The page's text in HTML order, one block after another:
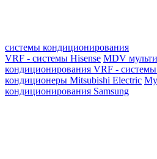
системы кондиционирования
VRF - системы Hisense MDV
кондиционирования VRF -
кондиционеры Mitsubishi Electric
кондиционирования Samsung